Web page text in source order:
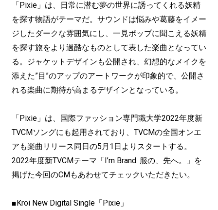
「Pixie」は、日常に潜む夢の世界に誘ってくれる妖精
を探す物語がテーマだ。サウンドは悩みや葛藤をイメー
ジしたダークな雰囲気にし、一見ポップに聞こえる妖精
を探す旅をより過酷なものとして表した楽曲となってい
る。ジャケットデザインも公開され、幻想的なメイクを
添えた”目”のアップのアートワークが印象的で、公開さ
れる楽曲に期待が高まるデザインとなっている。
「Pixie」は、国際ファッション専門職大学2022年度新
TVCMソングにも起用されており、TVCMの全国オンエ
アも楽曲リリース同日の5月1日よりスタートする。
2022年度新TVCMテーマ「I’m Brand. 服の、先へ。」を
掲げた今回のCMもあわせてチェックいただきたい。
■Kroi New Digital Single「Pixie」